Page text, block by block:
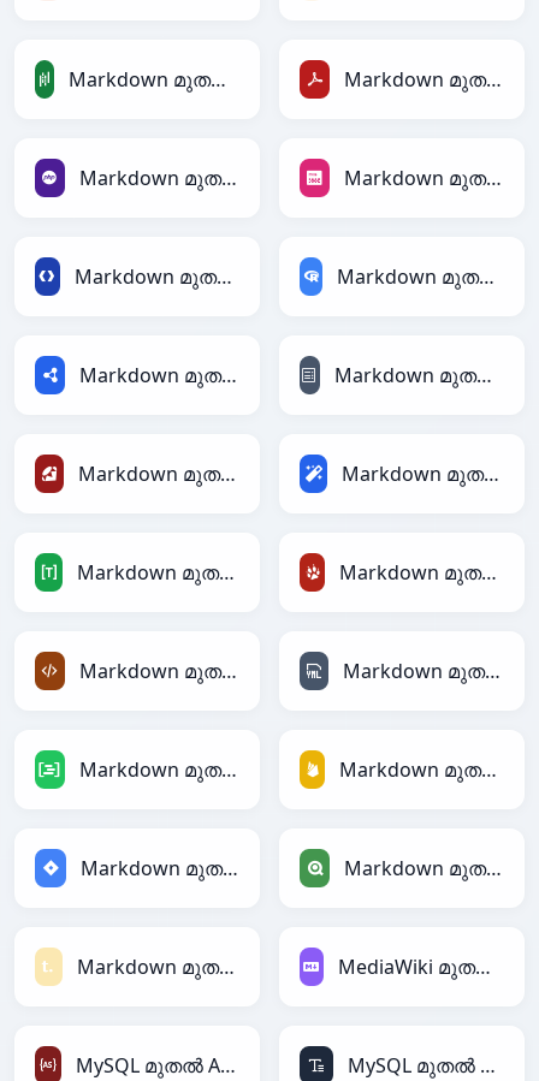
Markdown മുതൽ PandasDataFrame Markdown മുതൽ PDF
Markdown മുതൽ PHP Markdown മുതൽ PNG
Markdown മുതൽ Protobuf Markdown മുതൽ RDataFrame
Markdown മുതൽ RDF Markdown മുതൽ reStructuredText
Markdown മുതൽ Ruby Markdown മുതൽ Magic
Markdown മുതൽ TOML Markdown മുതൽ TracWiki
Markdown മുതൽ XML Markdown മുതൽ YAML
Markdown മുതൽ DAX Markdown മുതൽ Firebase
Markdown മുതൽ Jira Markdown മുതൽ Qlik
Markdown മുതൽ Textile MediaWiki മുതൽ Markdown
MySQL മുതൽ ActionScript MySQL മുതൽ ASCII